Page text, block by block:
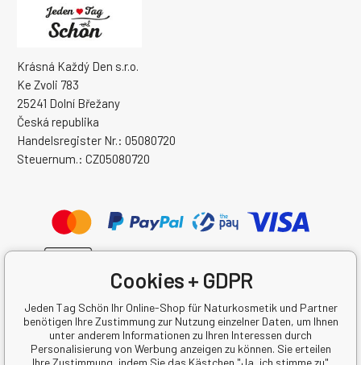
Krásná Každý Den s.r.o.
Ke Zvoli 783
25241 Dolní Břežany
Česká republika
Handelsregister Nr.: 05080720
Steuernum.: CZ05080720
Cookies + GDPR
Jeden Tag Schön Ihr Online-Shop für Naturkosmetik und Partner
benötigen Ihre Zustimmung zur Nutzung einzelner Daten, um Ihnen
unter anderem Informationen zu Ihren Interessen durch
Personalisierung von Werbung anzeigen zu können. Sie erteilen
Ihre Zustimmung, indem Sie das Kästchen "Ja, ich stimme zu"